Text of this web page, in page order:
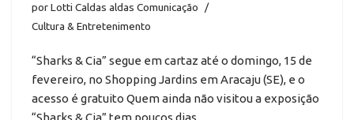
porLotti Caldas aldas Comunicação
Cultura & Entretenimento
“Sharks & Cia” segue em cartaz até o domingo, 15 de
fevereiro, no Shopping Jardins em Aracaju (SE), e o
acesso é gratuito Quem ainda não visitou a exposição